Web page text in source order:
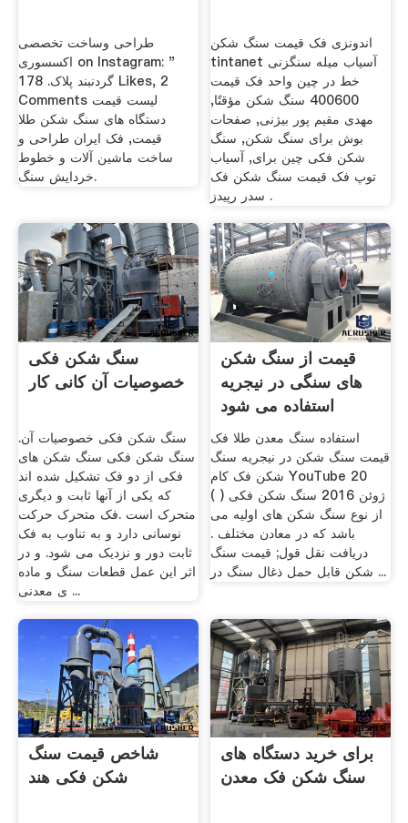
طراحی وساخت تخصصی
اکسسوری on Instagram: "
گردنبند پلاک. 178 Likes, 2
Comments لیست قیمت
دستگاه های سنگ شکن طلا
قیمت, فک ایران طراحی و
ساخت ماشین آلات و خطوط
خردایش سنگ.
اندونزی فک قیمت سنگ شکن
tintanet آسیاب میله سنگزنی
خط در چین واحد فک قیمت
400600 سنگ شکن مؤقتًا,
مهدی مقیم پور بیژنی, صفحات
بوش برای سنگ شکن, سنگ
شکن فکی چین برای, آسیاب
توپ فک قیمت سنگ شکن فک
سدر رپیدز .
سنگ شکن فکی
خصوصیات آن کانی کار
سنگ شکن فکی خصوصیات آن.
سنگ شکن فکی سنگ شکن های
فکی از دو فک تشکیل شده اند
که یکی از آنها ثابت و دیگری
متحرک است .فک متحرک حرکت
نوسانی دارد و به تناوب به فک
ثابت دور و نزدیک می شود. و در
اثر این عمل قطعات سنگ و ماده
ی معدنی ...
قیمت از سنگ شکن
های سنگی در نیجریه
استفاده می شود
استفاده سنگ معدن طلا فک
قیمت سنگ شکن در نیجریه سنگ
شکن فک کام YouTube 20
ژوئن 2016 سنگ شکن فکی ( )
از نوع سنگ شکن های اولیه می
باشد که در معادن مختلف .
دریافت نقل قول; قیمت سنگ
شکن قابل حمل ذغال سنگ در ...
شاخص قیمت سنگ
شکن فکی هند
برای خرید دستگاه های
سنگ شکن فک معدن